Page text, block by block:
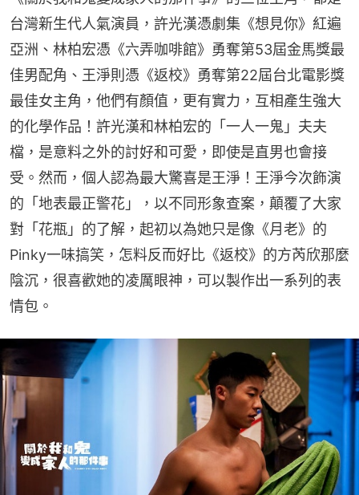
台灣新生代人氣演員，許光漢憑劇集《想見你》紅遍
亞洲、林柏宏憑《六弄咖啡館》勇奪第53屆金馬獎最
佳男配角、王淨則憑《返校》勇奪第22屆台北電影獎
最佳女主角，他們有顏值，更有實力，互相產生強大
的化學作品！許光漢和林柏宏的「一人一鬼」夫夫
檔，是意料之外的討好和可愛，即使是直男也會接
受。然而，個人認為最大驚喜是王淨！王淨今次飾演
的「地表最正警花」，以不同形象查案，顛覆了大家
對「花瓶」的了解，起初以為她只是像《月老》的
Pinky一味搞笑，怎料反而好比《返校》的方芮欣那麼
陰沉，很喜歡她的凌厲眼神，可以製作出一系列的表
情包。